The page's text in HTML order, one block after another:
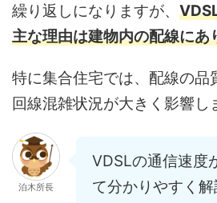
繰り返しになりますが、
主な理由は建物内の配線にあ
特に集合住宅では、配線の品
回線混雑状況が大きく影響し
泊木所長
VDSLの通信速度
て分かりやすく解